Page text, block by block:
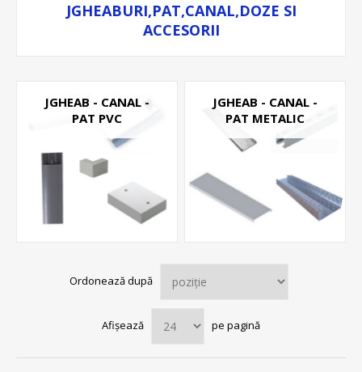
JGHEABURI,PAT,CANAL,DOZE SI
ACCESORII
JGHEAB - CANAL -
PAT PVC
JGHEAB - CANAL -
PAT METALIC
Ordonează după
Afișează pe pagină